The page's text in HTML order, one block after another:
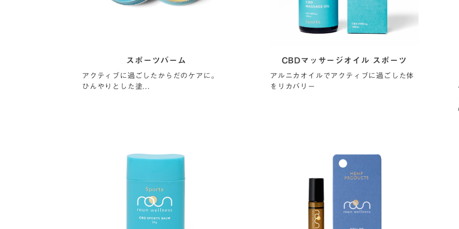
スポーツバーム
アクティブに過ごしたからだのケアに。
ひんやりとした塗...
CBDマッサージオイル スポーツ
アルニカオイルでアクティブに過ごした体
をリカバリー